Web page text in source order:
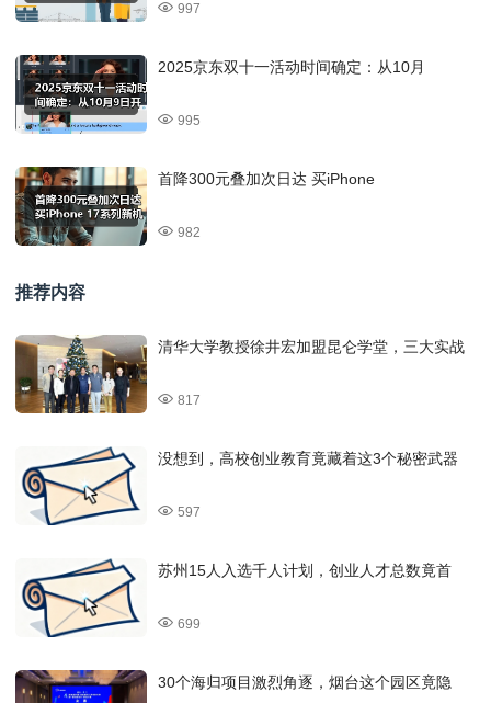
997
2025京东双十一活动时间确定：从10月
995
首降300元叠加次日达 买iPhone
982
推荐内容
清华大学教授徐井宏加盟昆仑学堂，三大实战
817
没想到，高校创业教育竟藏着这3个秘密武器
597
苏州15人入选千人计划，创业人才总数竟首
699
30个海归项目激烈角逐，烟台这个园区竟隐